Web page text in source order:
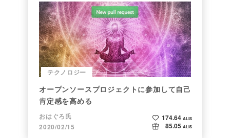
テクノロジー
オープンソースプロジェクトに参加して自己
肯定感を高める
おはぐろ氏
2020/02/15
174.64 ALIS
85.05 ALIS